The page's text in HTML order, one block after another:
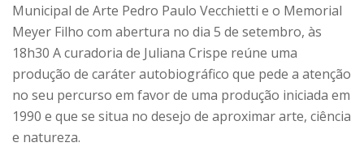
Municipal de Arte Pedro Paulo Vecchietti e o Memorial
Meyer Filho com abertura no dia 5 de setembro, às
18h30 A curadoria de Juliana Crispe reúne uma
produção de caráter autobiográfico que pede a atenção
no seu percurso em favor de uma produção iniciada em
1990 e que se situa no desejo de aproximar arte, ciência
e natureza.